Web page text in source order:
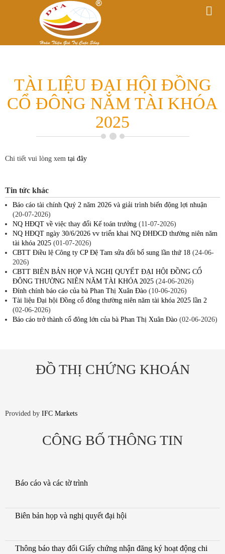
TÀI LIỆU ĐẠI HỘI ĐỒNG
CỔ ĐÔNG NĂM TÀI KHÓA
2025
Chi tiết vui lòng xem tại đây
Tin tức khác
Báo cáo tài chính Quý 2 năm 2026 và giải trình biến động lợi nhuận
(20-07-2026)
NQ HĐQT về việc thay đổi Kế toán trưởng (11-07-2026)
NQ HĐQT ngày 30/6/2026 vv triển khai NQ ĐHĐCĐ thường niên năm
tài khóa 2025 (01-07-2026)
CBTT Điều lệ Công ty CP Đệ Tam sửa đổi bổ sung lần thứ 18 (24-06-
2026)
CBTT BIÊN BẢN HỌP VÀ NGHỊ QUYẾT ĐẠI HỘI ĐỒNG CỔ
ĐÔNG THƯỜNG NIÊN NĂM TÀI KHÓA 2025 (24-06-2026)
Đính chính báo cáo của bà Phan Thị Xuân Đào (10-06-2026)
Tài liệu Đại hội Đồng cổ đông thường niên năm tài khóa 2025 lần 2
(02-06-2026)
Báo cáo trở thành cổ đông lớn của bà Phan Thị Xuân Đào (02-06-2026)
ĐỒ THỊ CHỨNG KHOÁN
Provided by IFC Markets
CÔNG BỐ THÔNG TIN
Báo cáo và các tờ trình
Biên bản họp và nghị quyết đại hội
Thông báo thay đổi Giấy chứng nhận đăng ký hoạt động chi